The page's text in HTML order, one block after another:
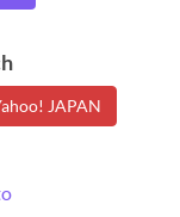
JAPAN